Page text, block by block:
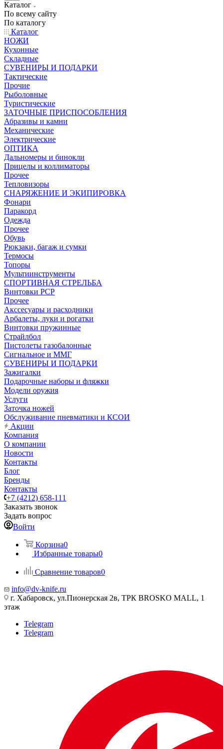
Каталог
По всему сайту
По каталогу
Каталог
НОЖИ
Кухонные
Складные
СУВЕНИРЫ И ПОДАРКИ
Тактические
Прочие
Рыболовные
Туристические
ЗАТОЧНЫЕ ПРИСПОСОБЛЕНИЯ
Абразивы и камни
Механические
Электрические
ОПТИКА
Дальномеры и бинокли
Прицелы и коллиматоры
Прочее
Тепловизоры
СНАРЯЖЕНИЕ И ЭКИПИРОВКА
Фонари
Паракорд
Одежда
Прочее
Обувь
Рюкзаки, багаж и сумки
Термосы
Топоры
Мультиинструменты
СПОРТИВНАЯ СТРЕЛЬБА
Винтовки PCP
Прочее
Акссесуары и расходники
Арбалеты, луки и рогатки
Винтовки пружинные
Страйлбол
Пистолеты газобалонные
Сигнальное и ММГ
СУВЕНИРЫ И ПОДАРКИ
Зажигалки
Подарочные наборы и фляжки
Модели оружия
Услуги
Заточка ножей
Обслуживание пневматики и КСОИ
Акции
Компания
О компании
Новости
Контакты
Блог
Бренды
Контакты
+7 (4212) 658-111
Заказать звонок
Задать вопрос
Войти
Корзина0
Избранные товары0
Сравнение товаров0
info@dv-knife.ru
г. Хабаровск, ул.Пионерская 2в, ТРК BROSKO MALL, 1
этаж
Telegram
Telegram